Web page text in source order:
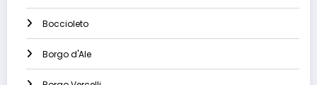
Boccioleto
Borgo d'Ale